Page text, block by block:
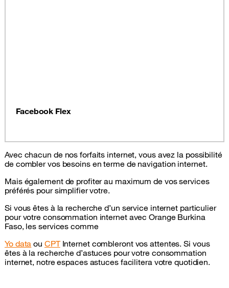
Facebook Flex
Avec chacun de nos forfaits internet, vous avez la possibilité
de combler vos besoins en terme de navigation internet.
Mais également de profiter au maximum de vos services
préférés pour simplifier votre.
Si vous êtes à la recherche d’un service internet particulier
pour votre consommation internet avec Orange Burkina
Faso, les services comme
Yo data ou CPTInternet combleront vos attentes. Si vous
êtes à la recherche d’astuces pour votre consommation
internet, notre espaces astuces facilitera votre quotidien.